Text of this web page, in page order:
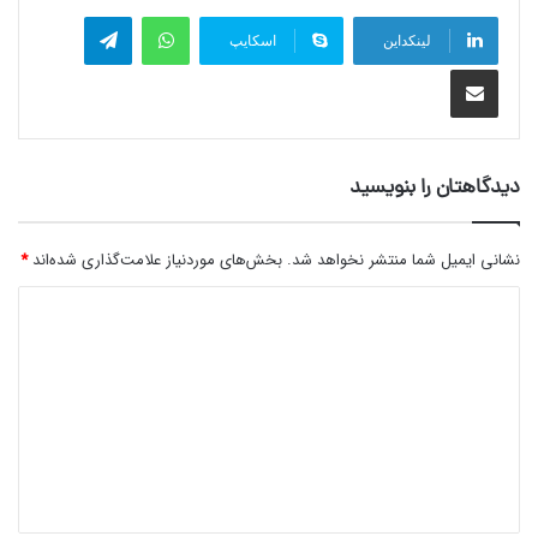
لینکداین اسکایپ
واتس آپ تلگرام
اشتراک گذاری با ایمیل
دیدگاهتان را بنویسید
نشانی ایمیل شما منتشر نخواهد شد. بخش‌های موردنیاز علامت‌گذاری شده‌اند*